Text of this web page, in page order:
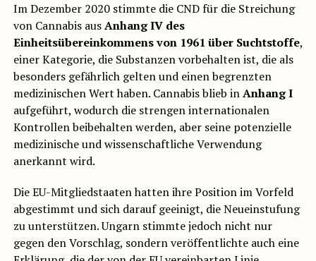
Im Dezember 2020 stimmte die CND für die Streichung
von Cannabis ausAnhang IV des
Einheitsübereinkommens von 1961 über Suchtstoffe,
einer Kategorie, die Substanzen vorbehalten ist, die als
besonders gefährlich gelten und einen begrenzten
medizinischen Wert haben. Cannabis blieb inAnhang I
aufgeführt, wodurch die strengen internationalen
Kontrollen beibehalten werden, aber seine potenzielle
medizinische und wissenschaftliche Verwendung
anerkannt wird.
Die EU-Mitgliedstaaten hatten ihre Position im Vorfeld
abgestimmt und sich darauf geeinigt, die Neueinstufung
zu unterstützen. Ungarn stimmte jedoch nicht nur
gegen den Vorschlag, sondern veröffentlichte auch eine